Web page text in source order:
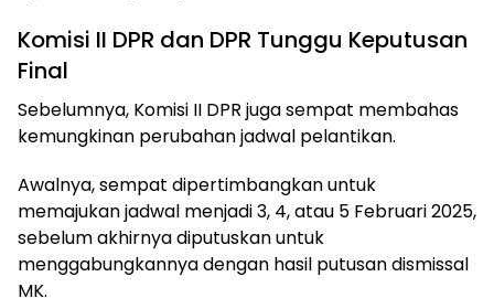
Komisi II DPR dan DPR Tunggu Keputusan
Final
Sebelumnya, Komisi II DPR juga sempat membahas
kemungkinan perubahan jadwal pelantikan.
Awalnya, sempat dipertimbangkan untuk
memajukan jadwal menjadi 3, 4, atau 5 Februari 2025,
sebelum akhirnya diputuskan untuk
menggabungkannya dengan hasil putusan dismissal
MK.